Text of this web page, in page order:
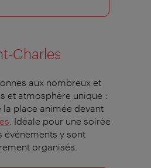
Charles
aux nombreux et
et atmosphère unique :
la place animée devant
. Idéale pour une soirée
événements y sont
organisés.